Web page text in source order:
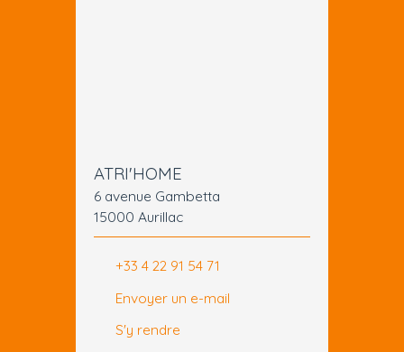
ATRI'HOME
6 avenue Gambetta
15000 Aurillac
+33 4 22 91 54 71
Envoyer un e-mail
S'y rendre